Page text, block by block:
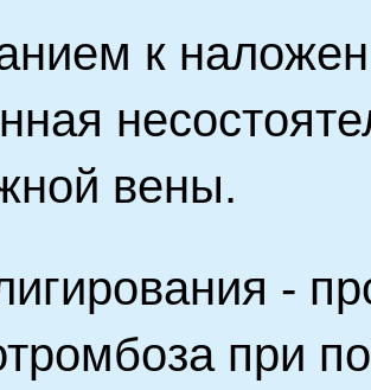
к
вены.
-
при